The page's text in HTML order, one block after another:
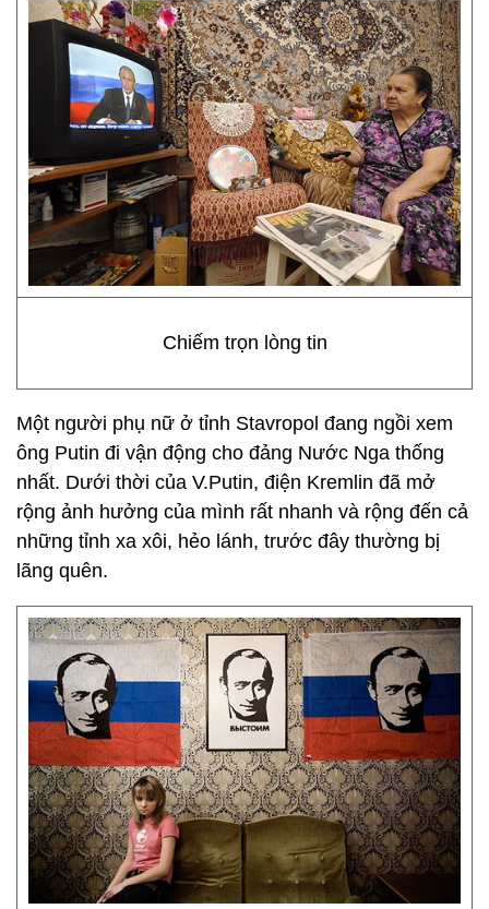
Chiếm trọn lòng tin
Một người phụ nữ ở tỉnh Stavropol đang ngồi xem
ông Putin đi vận động cho đảng Nước Nga thống
nhất. Dưới thời của V.Putin, điện Kremlin đã mở
rộng ảnh hưởng của mình rất nhanh và rộng đến cả
những tỉnh xa xôi, hẻo lánh, trước đây thường bị
lãng quên.